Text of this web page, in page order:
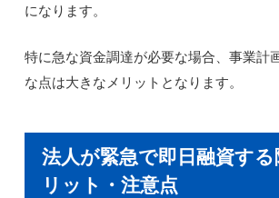
になります。
特に急な資金調達が必要な場合、事業計
な点は大きなメリットとなります。
法人が緊急で即日融資す
リット・注意点